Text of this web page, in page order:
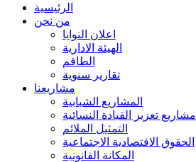
الرئيسية
من نحن
اعلان النوايا
الهيئة الادارية
الطاقم
تقارير سنوية
مشاريعنا
المشاريع الشبابية
مشاريع تعزيز القيادة النسائية
التمثيل الملائم
الحقوق الاقتصادية الاجتماعية
المكانة القانونية